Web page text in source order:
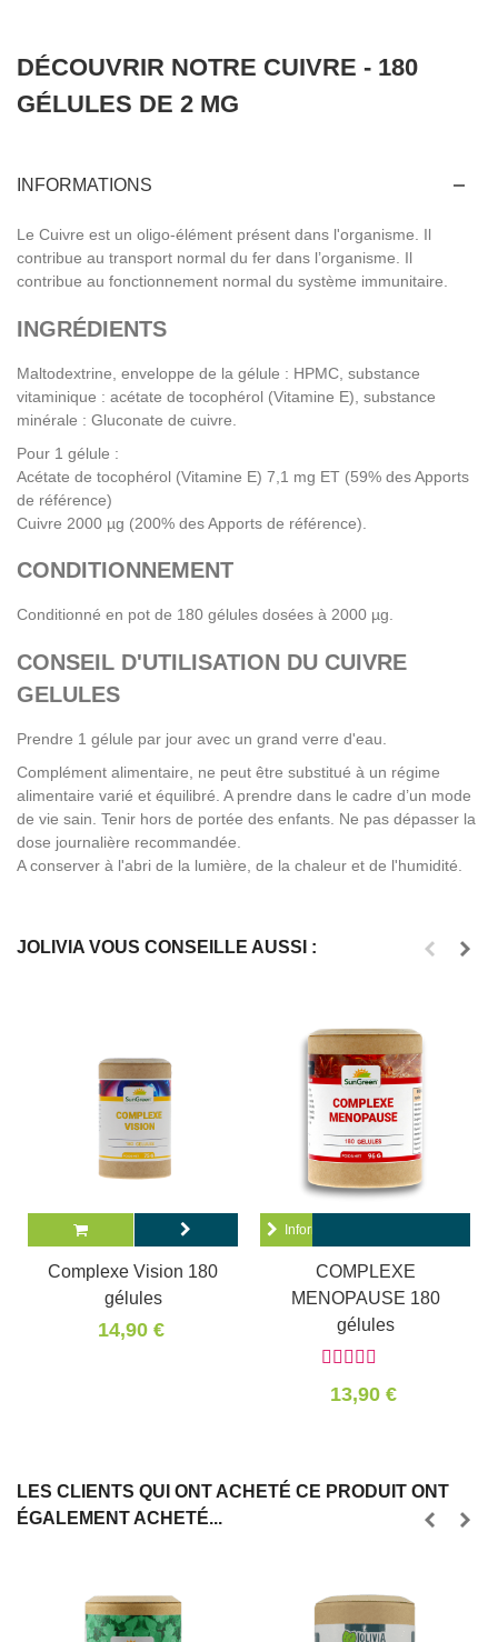
DÉCOUVRIR NOTRE CUIVRE - 180
GÉLULES DE 2 MG
INFORMATIONS
Le Cuivre est un oligo-élément présent dans l'organisme. Il
contribue au transport normal du fer dans l’organisme. Il
contribue au fonctionnement normal du système immunitaire.
INGRÉDIENTS
Maltodextrine, enveloppe de la gélule : HPMC, substance
vitaminique : acétate de tocophérol (Vitamine E), substance
minérale : Gluconate de cuivre.
Pour 1 gélule :
Acétate de tocophérol (Vitamine E) 7,1 mg ET (59% des Apports
de référence)
Cuivre 2000 µg (200% des Apports de référence).
CONDITIONNEMENT
Conditionné en pot de 180 gélules dosées à 2000 µg.
CONSEIL D'UTILISATION DU CUIVRE
GELULES
Prendre 1 gélule par jour avec un grand verre d'eau.
Complément alimentaire, ne peut être substitué à un régime
alimentaire varié et équilibré. A prendre dans le cadre d’un mode
de vie sain. Tenir hors de portée des enfants. Ne pas dépasser la
dose journalière recommandée.
A conserver à l'abri de la lumière, de la chaleur et de l'humidité.
JOLIVIA VOUS CONSEILLE AUSSI :
Complexe Vision 180
gélules
14,90 €
Informations
COMPLEXE
MENOPAUSE 180
gélules
13,90 €
LES CLIENTS QUI ONT ACHETÉ CE PRODUIT ONT
ÉGALEMENT ACHETÉ...